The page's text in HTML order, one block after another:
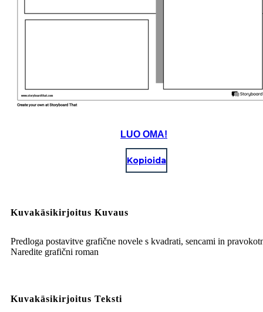
LUO OMA!
Kopioida
Kuvakäsikirjoitus Kuvaus
Predloga postavitve grafične novele s kvadrati, sencami in
Naredite grafični roman
Kuvakäsikirjoitus Teksti